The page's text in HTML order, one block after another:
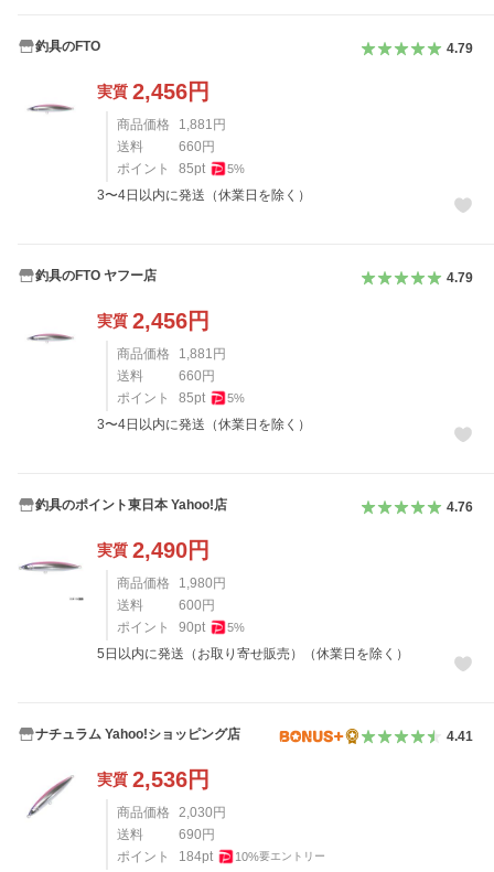
釣具のFTO 4.79
実質 2,456円
商品価格 1,881 円
送料
660 円
ポイント
85pt 5%
3〜4日以内に発送（休業日を除く）
釣具のFTO ヤフー店 4.79
実質 2,456円
商品価格 1,881 円
送料
660 円
ポイント
85pt 5%
3〜4日以内に発送（休業日を除く）
釣具のポイント東日本 Yahoo!店 4.76
実質 2,490円
商品価格 1,980 円
送料
600 円
ポイント
90pt 5%
5日以内に発送（お取り寄せ販売）（休業日を除く）
ナチュラム Yahoo!ショッピング店 4.41
実質 2,536円
商品価格 2,030 円
送料
690 円
ポイント
184pt 10%要エントリー